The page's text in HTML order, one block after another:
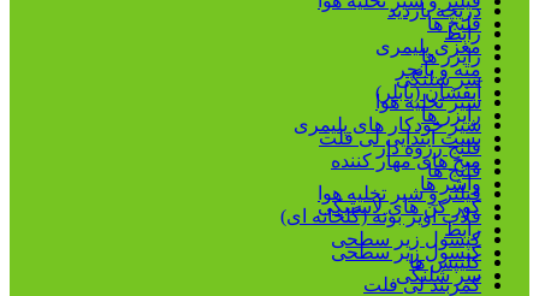
دریچه بازدید
رابط
رایزر ها
سر شلنگی
شیر تخلیه هوا
شیر خودکار های پلیمری
فلنج رزوه دار
فلنج ها
فیلتر و شیر تخلیه هوا
قلاب آویز بوته (گلخانه ای)
کپسول زیر سطحی
کلیپس ها
کمربند لی فلت
فلنج ها
مغزی پلیمری
مته و پانچر
آبفشان (بابلر)
رایزر ها
بست ابتدایی لی فلت
میخ های مهار کننده
واشر ها
کور کن های لاستیکی
رابط
کپسول زیر سطحی
سر شلنگی